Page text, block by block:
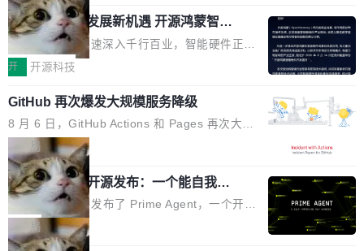
高了。全域营销服务商的竞争正在从规模转向深
度,案例厚度、全域覆盖、多线协同...
或造假。问题是，作为读者，如果你筛选出那些
看起来最令人兴奋的论文，那它们大部分都是过
度宣传的。」 这才是真正的痛点。不是所有论文
都有问题，是最吸引眼球的那批论文最有问题。
他引用的帖子来自 Mathew Shen，一位 ICLR 2
026 的读者：「看了篇 ...
Pham 的一条推文。Hieu Pham 是谁？他是 xAI
的早期工程师之一，在 Grok 训练基础设施团队
工作过。近日他在 X 上发了一条帖子，列出了他
认为现代 AI 领域最重要的三个开源项目。 第一
个名字毫无悬念：Flash Attention 2。 Hieu 的
理由很具体。FA 系列不需要解释，但 FA2 是他
认为最重要的一个——复杂度恰到好处，刚好能
驱动你去学 CuTe，但还没被那些"邪恶的" Hopp
er++ 优化所淹没，足够容易修改和适配。 更关
键的是 FA2 的持久性...
共商智能硬件发展新机遇 开源鸿蒙智能
硬件开发者日杭州站即将举行
随着万物智联加速深入千行百业，智能硬件正从
单点设备迈向智能化、网联化、协同化发展。作
鸿蒙通过统一技术底座和分布式能力，为不同类
型智能设备的开发、连接与互联提供关键支撑，
也为产业链企业探索产品创新与商业增长打开新
的空间。 8月14日，开源鸿蒙智能硬件开发者日
（OHDD：OpenHarmony Hardware Develope
r Day）将在杭州启航。活动面向智能硬件产业
链企业和开发者，邀请行业专家与资深技术顾
问，围绕开源鸿蒙技术能力、设备适配、芯片适
开 开源科技
GitHub 再次爆发大规模服务降级
8 月 6 日，GitHub Actions 和 Pages 再次大规
模服务降级，Actions 完全不可用超过 5 小时，
webhook 停发，连自托管 runner 也因调度层故
障无法工作。Pages、Copilot code review、C
opilot coding agent 全部受影响。从检测到完全
恢复，大约 12 小时。 这是 2026 年 8 月的第六
起事故，其中四起与 AI/Copilot 服务相关。 Git
局
Prime Agent 开源发布：一个能自我改
进的编程 Agent，ARC-AGI 3 超越人类
专家基线
Prime Intellect 发布了 Prime Agent，一个开源
的编程 Agent Harness，核心设计围绕两个抽
象：Recursive Language Model（RLM）和 C
局